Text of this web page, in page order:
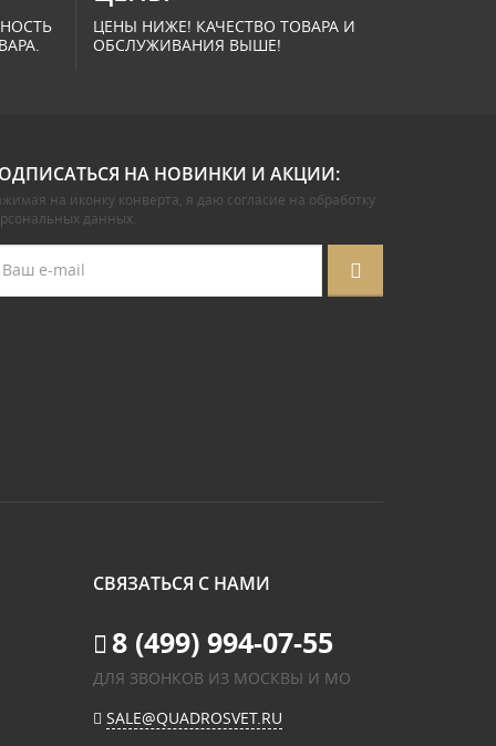
ЦЕНЫ НИЖЕ! КАЧЕСТВО ТОВАРА И
ОБСЛУЖИВАНИЯ ВЫШЕ!
НА НОВИНКИ И АКЦИИ:
на иконку конверта, я даю согласие на обработку
данных.
СВЯЗАТЬСЯ С НАМИ
8 (499) 994-07-55
ДЛЯ ЗВОНКОВ ИЗ МОСКВЫ И МО
SALE@QUADROSVET.RU